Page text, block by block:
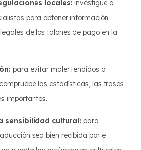
locales: investigue o
para obtener información
de los talones de pago en la
para evitar malentendidos o
las estadísticas, las frases
importantes.
sensibilidad cultural: para
sea bien recibida por el